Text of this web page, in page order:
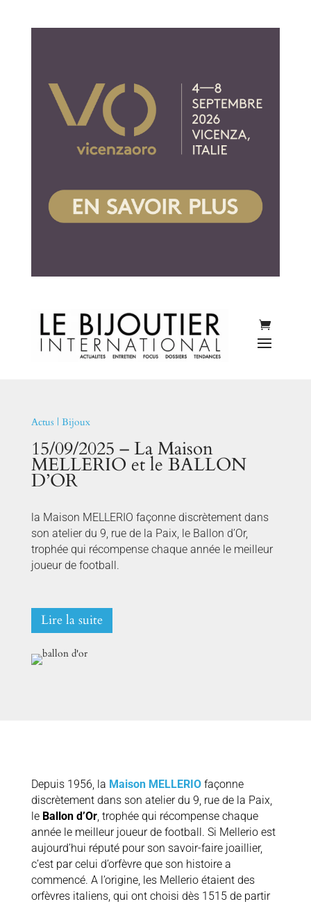
Actus | Bijoux
15/09/2025 – La Maison
MELLERIO et le BALLON
D’OR
la Maison MELLERIO façonne discrètement dans
son atelier du 9, rue de la Paix, le Ballon d’Or,
trophée qui récompense chaque année le meilleur
joueur de football.
Lire la suite
Depuis 1956, la Maison MELLERIO façonne
discrètement dans son atelier du 9, rue de la Paix,
le Ballon d’Or, trophée qui récompense chaque
année le meilleur joueur de football. Si Mellerio est
aujourd’hui réputé pour son savoir-faire joaillier,
c’est par celui d’orfèvre que son histoire a
commencé. A l’origine, les Mellerio étaient des
orfèvres italiens, qui ont choisi dès 1515 de partir